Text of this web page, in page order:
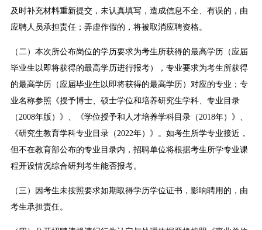
及时补充材料重新提交，未认真填写，造成信息不全、有误的，由
应聘人员承担责任；弄虚作假的，将被取消应聘资格。
（二）本次所公布岗位的学历要求为考生所获得的最高学历（应届
毕业生以即将获得的最高学历进行报考），专业要求为考生所获得
的最高学历（应届毕业生以即将获得的最高学历）对应的专业；专
业名称参照《授予博士、硕士学位和培养研究生学科、专业目录
（2008年版）》、《学位授予和人才培养学科目录（2018年）》、
《研究生教育学科专业目录（2022年）》。如考生所学专业接近，
但不在教育部公布的专业目录内，招聘单位将根据考生所学专业课
程开设情况综合研判考生能否报考。
（三）因考生未按照要求如期取得学历学位证书，影响聘用的，由
考生承担责任。